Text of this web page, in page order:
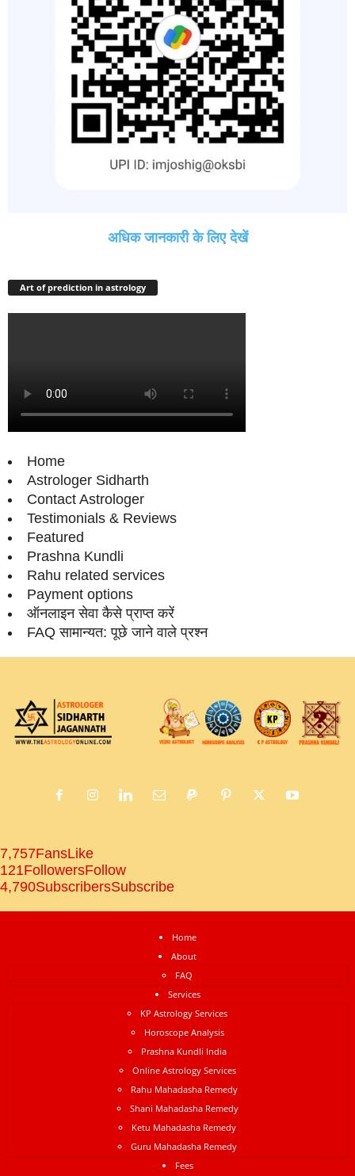
अधिक जानकारी के लिए देखें
Art of prediction in astrology
Home
Astrologer Sidharth
Contact Astrologer
Testimonials & Reviews
Featured
Prashna Kundli
Rahu related services
Payment options
ऑनलाइन सेवा कैसे प्राप्‍त करें
FAQ सामान्‍यत: पूछे जाने वाले प्रश्‍न
7,757FansLike
121FollowersFollow
4,790SubscribersSubscribe
Home
About
FAQ
Services
KP Astrology Services
Horoscope Analysis
Prashna Kundli India
Online Astrology Services
Rahu Mahadasha Remedy
Shani Mahadasha Remedy
Ketu Mahadasha Remedy
Guru Mahadasha Remedy
Fees